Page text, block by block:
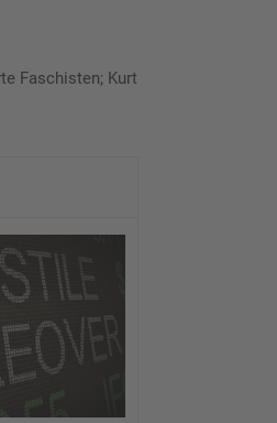
Faschisten; Kurt